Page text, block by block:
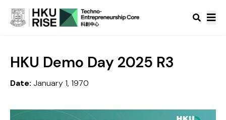
HKU Demo Day 2025 R3
Date: January 1, 1970